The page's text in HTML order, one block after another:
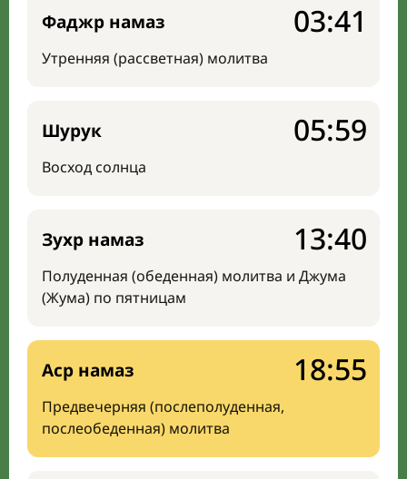
Фаджр намаз
Утренняя (рассветная) молитва
03:41
Шурук
Восход солнца
05:59
Зухр намаз
Полуденная (обеденная) молитва и Джума
(Жума) по пятницам
13:40
Аср намаз
Предвечерняя (послеполуденная,
послеобеденная) молитва
18:55